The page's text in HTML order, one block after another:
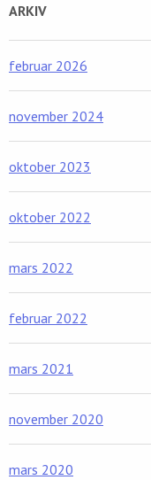
ARKIV
februar 2026
november 2024
oktober 2023
oktober 2022
mars 2022
februar 2022
mars 2021
november 2020
mars 2020